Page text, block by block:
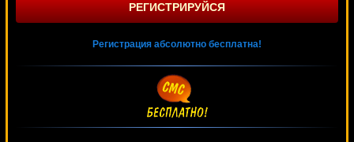
РЕГИСТРИРУЙСЯ
Регистрация абсолютно бесплатна!